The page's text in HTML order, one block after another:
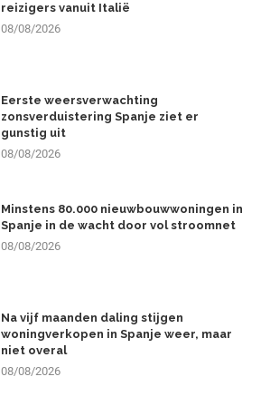
reizigers vanuit Italië
08/08/2026
Eerste weersverwachting
zonsverduistering Spanje ziet er
gunstig uit
08/08/2026
Minstens 80.000 nieuwbouwwoningen in
Spanje in de wacht door vol stroomnet
08/08/2026
Na vijf maanden daling stijgen
woningverkopen in Spanje weer, maar
niet overal
08/08/2026